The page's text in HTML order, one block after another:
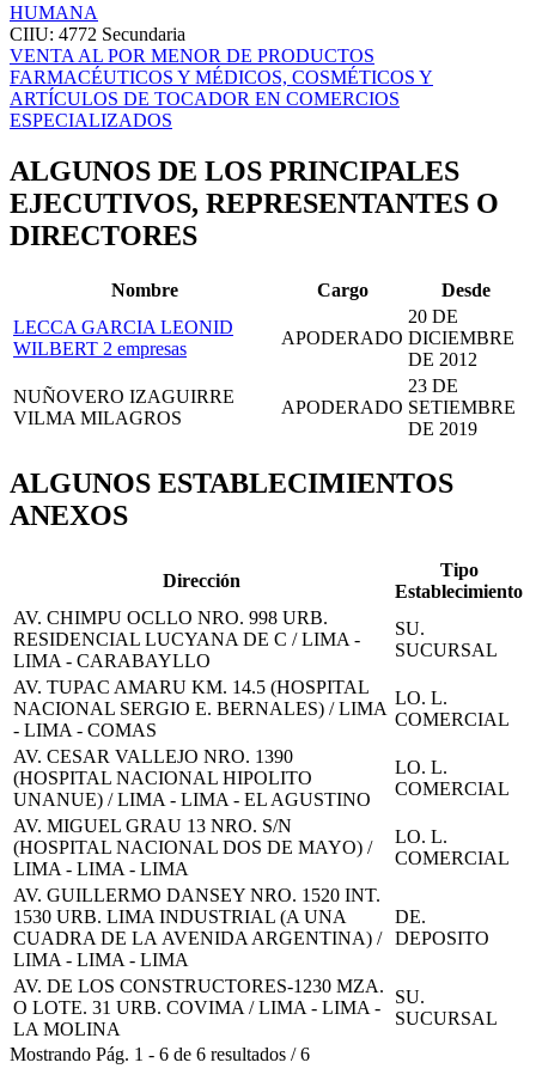
HUMANA
CIIU: 4772 Secundaria
VENTA AL POR MENOR DE PRODUCTOS
FARMACÉUTICOS Y MÉDICOS, COSMÉTICOS Y
ARTÍCULOS DE TOCADOR EN COMERCIOS
ESPECIALIZADOS
ALGUNOS DE LOS PRINCIPALES
EJECUTIVOS, REPRESENTANTES O
DIRECTORES
Nombre Cargo
Desde
LECCA GARCIA LEONID
WILBERT 2 empresas
APODERADO
20 DE
DICIEMBRE
DE 2012
NUÑOVERO IZAGUIRRE
VILMA MILAGROS
APODERADO
23 DE
SETIEMBRE
DE 2019
ALGUNOS ESTABLECIMIENTOS
ANEXOS
Dirección
Tipo
Establecimiento
AV. CHIMPU OCLLO NRO. 998 URB.
RESIDENCIAL LUCYANA DE C / LIMA -
LIMA - CARABAYLLO
SU.
SUCURSAL
AV. TUPAC AMARU KM. 14.5 (HOSPITAL
NACIONAL SERGIO E. BERNALES) / LIMA
- LIMA - COMAS
LO. L.
COMERCIAL
AV. CESAR VALLEJO NRO. 1390
(HOSPITAL NACIONAL HIPOLITO
UNANUE) / LIMA - LIMA - EL AGUSTINO
LO. L.
COMERCIAL
AV. MIGUEL GRAU 13 NRO. S/N
(HOSPITAL NACIONAL DOS DE MAYO) /
LIMA - LIMA - LIMA
LO. L.
COMERCIAL
AV. GUILLERMO DANSEY NRO. 1520 INT.
1530 URB. LIMA INDUSTRIAL (A UNA
CUADRA DE LA AVENIDA ARGENTINA) /
LIMA - LIMA - LIMA
DE.
DEPOSITO
AV. DE LOS CONSTRUCTORES-1230 MZA.
O LOTE. 31 URB. COVIMA / LIMA - LIMA -
LA MOLINA
SU.
SUCURSAL
Mostrando Pág. 1 - 6 de 6 resultados /6